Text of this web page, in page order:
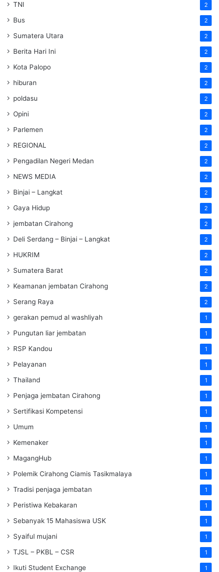
TNI 2
Bus 2
Sumatera Utara 2
Berita Hari Ini 2
Kota Palopo 2
hiburan 2
poldasu 2
Opini 2
Parlemen 2
REGIONAL 2
Pengadilan Negeri Medan 2
NEWS MEDIA 2
Binjai – Langkat 2
Gaya Hidup 2
jembatan Cirahong 2
Deli Serdang – Binjai – Langkat 2
HUKRIM 2
Sumatera Barat 2
Keamanan jembatan Cirahong 2
Serang Raya 2
gerakan pemud al washliyah 1
Pungutan liar jembatan 1
RSP Kandou 1
Pelayanan 1
Thailand 1
Penjaga jembatan Cirahong 1
Sertifikasi Kompetensi 1
Umum 1
Kemenaker 1
MagangHub 1
Polemik Cirahong Ciamis Tasikmalaya 1
Tradisi penjaga jembatan 1
Peristiwa Kebakaran 1
Sebanyak 15 Mahasiswa USK 1
Syaiful mujani 1
TJSL – PKBL – CSR 1
Ikuti Student Exchange 1